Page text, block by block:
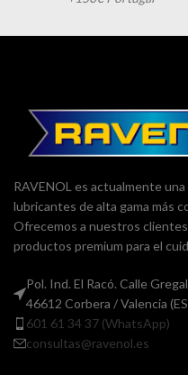
RAVENOL es actualmente una
lubricantes de alta gama más
Ofrecemos a nuestros
productos premium para el
Pol. Ind. El Racó. Calle
46612 Corbera / Valencia
601 61 34 37 (WhatsApp)
consultas@ravenol.es